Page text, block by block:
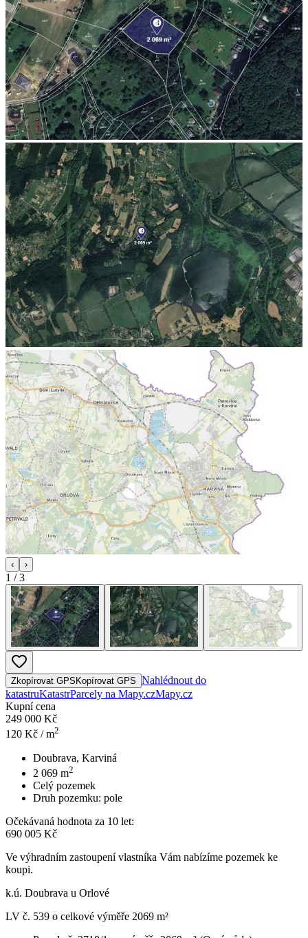
‹ ›
1 /3
Zkopírovat GPS Kopírovat GPS Nahlédnout do
katastruKatastrParcely na Mapy.czMapy.cz
Kupní cena
249 000 Kč
120 Kč / m2
Doubrava, Karviná
2 069 m2
Celý pozemek
Druh pozemku: pole
Očekávaná hodnota za 10 let:
690 005 Kč
Ve výhradním zastoupení vlastníka Vám nabízíme pozemek ke
koupi.
k.ú. Doubrava u Orlové
LV č. 539 o celkové výměře 2069 m²